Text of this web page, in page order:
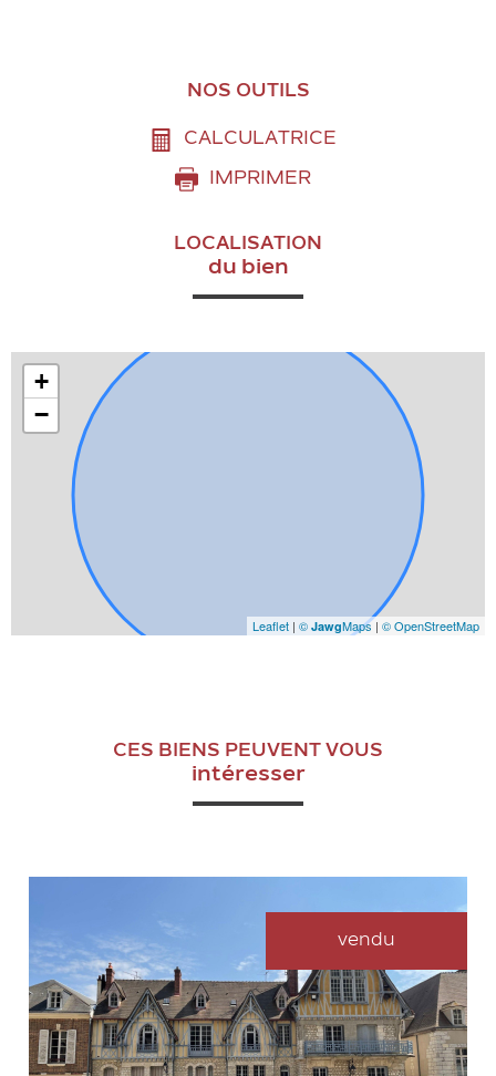
NOS OUTILS
CALCULATRICE
IMPRIMER
LOCALISATION
du bien
+
−
Leaflet | © JawgMaps| © OpenStreetMap
CES BIENS PEUVENT VOUS
intéresser
vendu
VOIR LE BIEN